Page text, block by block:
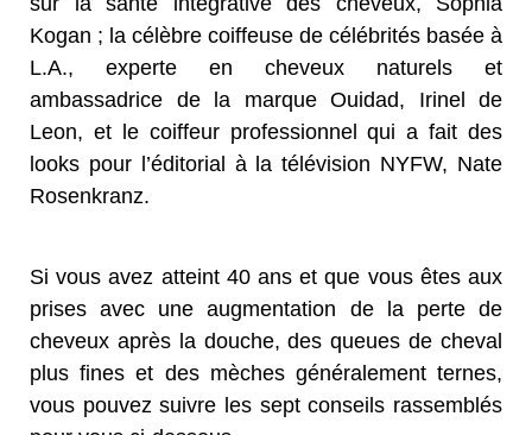
Kogan ; la célèbre coiffeuse de célébrités basée à
L.A., experte en cheveux naturels et
ambassadrice de la marque Ouidad, Irinel de
Leon, et le coiffeur professionnel qui a fait des
looks pour l’éditorial à la télévision NYFW, Nate
Rosenkranz.
Si vous avez atteint 40 ans et que vous êtes aux
prises avec une augmentation de la perte de
cheveux après la douche, des queues de cheval
plus fines et des mèches généralement ternes,
vous pouvez suivre les sept conseils rassemblés